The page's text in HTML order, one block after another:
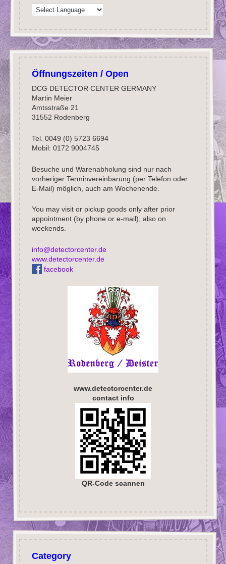
Öffnungszeiten / Open
DCG DETECTOR CENTER GERMANY
Martin Meier
Amtsstraße 21
31552 Rodenberg
Tel. 0049 (0) 5723 6694
Mobil: 0172 9004745
Besuche und Warenabholung sind nur nach
vorheriger Terminvereinbarung (per Telefon oder
E-Mail) möglich, auch am Wochenende.
You may visit or pickup goods only after prior
appointment (by phone or e-mail), also on
weekends.
info@detectorcenter.de
www.detectorcenter.de
facebook
www.detectorcenter.de
contact info
QR-Code scannen
Category